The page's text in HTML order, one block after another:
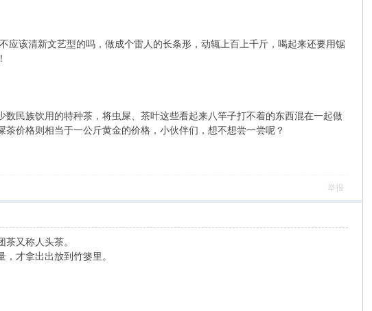
该清新文艺型的吗，做成个雷人的长条形，动辄上百上千斤，喝起来还要用锯
民族饮用的特种茶，将虫屎、茶叶这些看起来八竿子打不着的东西混在一起做
价格则相当于一公斤黄金的价格，小伙伴们，想不想尝一尝呢？
举报
又称人头茶。
才拿出出放到竹篓里。